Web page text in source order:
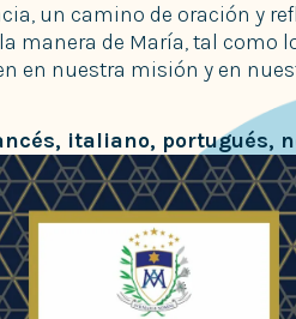
un camino de oración y
manera de María, tal como
en nuestra misión y en
italiano, portugués,